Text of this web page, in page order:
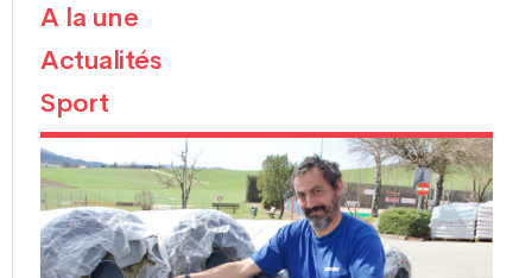
A la une
Actualités
Sport